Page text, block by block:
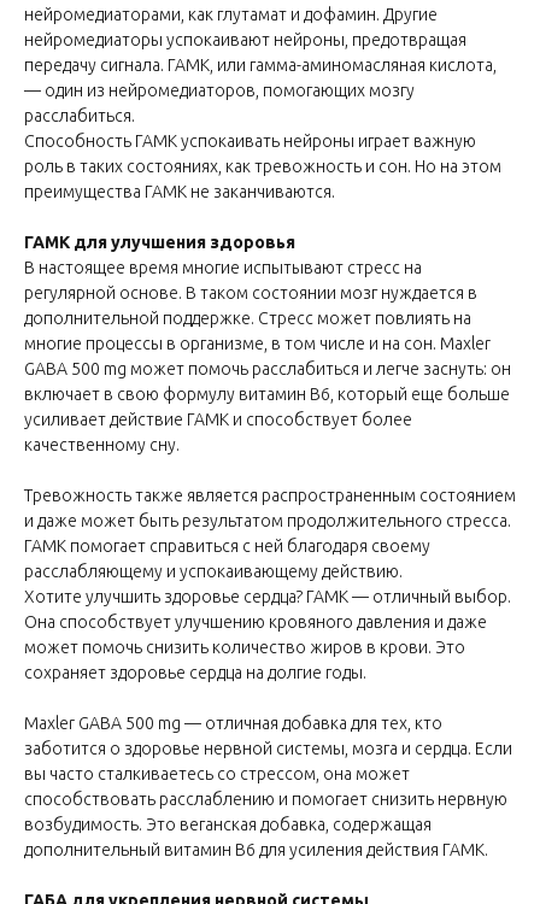
нейромедиаторами, как глутамат и дофамин. Другие
нейромедиаторы успокаивают нейроны, предотвращая
передачу сигнала. ГАМК, или гамма-аминомасляная кислота,
— один из нейромедиаторов, помогающих мозгу
расслабиться.
Способность ГАМК успокаивать нейроны играет важную
роль в таких состояниях, как тревожность и сон. Но на этом
преимущества ГАМК не заканчиваются.
ГАМК для улучшения здоровья
В настоящее время многие испытывают стресс на
регулярной основе. В таком состоянии мозг нуждается в
дополнительной поддержке. Стресс может повлиять на
многие процессы в организме, в том числе и на сон. Maxler
GABA 500 mg может помочь расслабиться и легче заснуть: он
включает в свою формулу витамин B6, который еще больше
усиливает действие ГАМК и способствует более
качественному сну.
Тревожность также является распространенным состоянием
и даже может быть результатом продолжительного стресса.
ГАМК помогает справиться с ней благодаря своему
расслабляющему и успокаивающему действию.
Хотите улучшить здоровье сердца? ГАМК — отличный выбор.
Она способствует улучшению кровяного давления и даже
может помочь снизить количество жиров в крови. Это
сохраняет здоровье сердца на долгие годы.
Maxler GABA 500 mg — отличная добавка для тех, кто
заботится о здоровье нервной системы, мозга и сердца. Если
вы часто сталкиваетесь со стрессом, она может
способствовать расслаблению и помогает снизить нервную
возбудимость. Это веганская добавка, содержащая
дополнительный витамин B6 для усиления действия ГАМК.
ГАБА для укрепления нервной системы